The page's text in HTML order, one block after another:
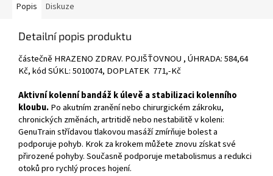
Popis Diskuze
Detailní popis produktu
částečně HRAZENO ZDRAV. POJIŠŤOVNOU , ÚHRADA: 584,64
Kč, kód SÚKL: 5010074, DOPLATEK 771,-Kč
Aktivní kolenní bandáž k úlevě a stabilizaci kolenního
kloubu.Po akutním zranění nebo chirurgickém zákroku,
chronických změnách, artritidě nebo nestabilitě v koleni:
GenuTrain střídavou tlakovou masáží zmírňuje bolest a
podporuje pohyb. Krok za krokem můžete znovu získat své
přirozené pohyby. Současně podporuje metabolismus a redukci
otoků pro rychlý proces hojení.